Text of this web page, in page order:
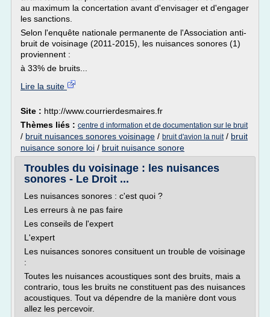
au maximum la concertation avant d'envisager et d'engager
les sanctions.
Selon l'enquête nationale permanente de l'Association anti-
bruit de voisinage (2011-2015), les nuisances sonores (1)
proviennent :
à 33% de bruits...
Lire la suite
Site : http://www.courrierdesmaires.fr
Thèmes liés : centre d information et de documentation sur le bruit
/ bruit nuisances sonores voisinage / bruit d'avion la nuit/ bruit
nuisance sonore loi / bruit nuisance sonore
Troubles du voisinage : les nuisances
sonores - Le Droit ...
Les nuisances sonores : c'est quoi ?
Les erreurs à ne pas faire
Les conseils de l'expert
L'expert
Les nuisances sonores consituent un trouble de voisinage
:
Toutes les nuisances acoustiques sont des bruits, mais a
contrario, tous les bruits ne constituent pas des nuisances
acoustiques. Tout va dépendre de la manière dont vous
allez les percevoir.